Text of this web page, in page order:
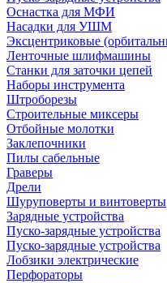
Оснастка для МФИ
Насадки для УШМ
Эксцентриковые
Ленточные шлифмашины
Станки для заточки цепей
Наборы инструмента
Штроборезы
Строительные миксеры
Отбойные молотки
Заклепочники
Пилы сабельные
Граверы
Дрели
Шуруповерты и винтоверты
Зарядные устройства
Пуско-зарядные устройства
Пуско-зарядные устройства
Лобзики электрические
Перфораторы